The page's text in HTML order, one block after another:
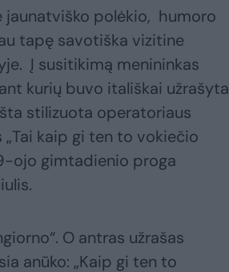
jaunatviško polėkio, humoro
tapę savotiška vizitine
Į susitikimą menininkas
kurių buvo itališkai užrašyta
stilizuota operatoriaus
kaip gi ten to vokiečio
ojo gimtadienio proga
O antras užrašas
anūko: „Kaip gi ten to